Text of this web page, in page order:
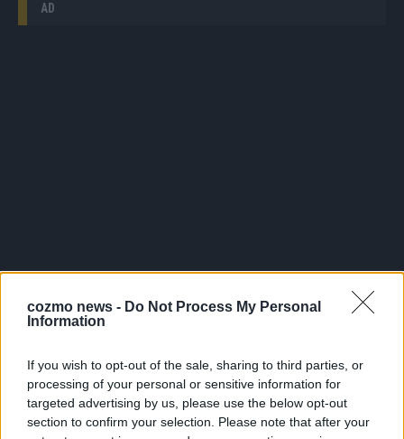
cozmo news - Do Not Process My Personal
Information
If you wish to opt-out of the sale, sharing to third parties, or
processing of your personal or sensitive information for
targeted advertising by us, please use the below opt-out
section to confirm your selection. Please note that after your
AD
WERBE BEI UNS!